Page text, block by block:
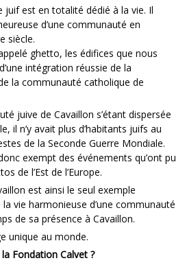
juif est en totalité dédié à la vie. Il
d’une communauté en
siècle.
ghetto, les édifices que nous
intégration réussie de la
la communauté catholique de
juive de Cavaillon s’étant dispersée
il n’y avait plus d’habitants juifs au
de la Seconde Guerre Mondiale.
exempt des événements qu’ont pu
de l’Est de l’Europe.
est ainsi le seul exemple
vie harmonieuse d’une communauté
de sa présence à Cavaillon.
unique au monde.
Fondation Calvet ?